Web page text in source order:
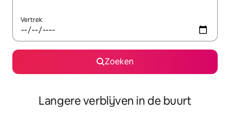
Vertrek
Zoeken
Langere verblijven in de buurt